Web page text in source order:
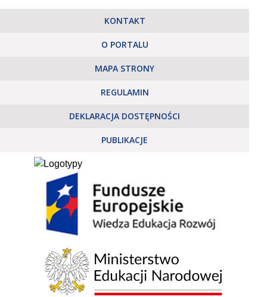
KONTAKT
O PORTALU
MAPA STRONY
REGULAMIN
DEKLARACJA DOSTĘPNOŚCI
PUBLIKACJE